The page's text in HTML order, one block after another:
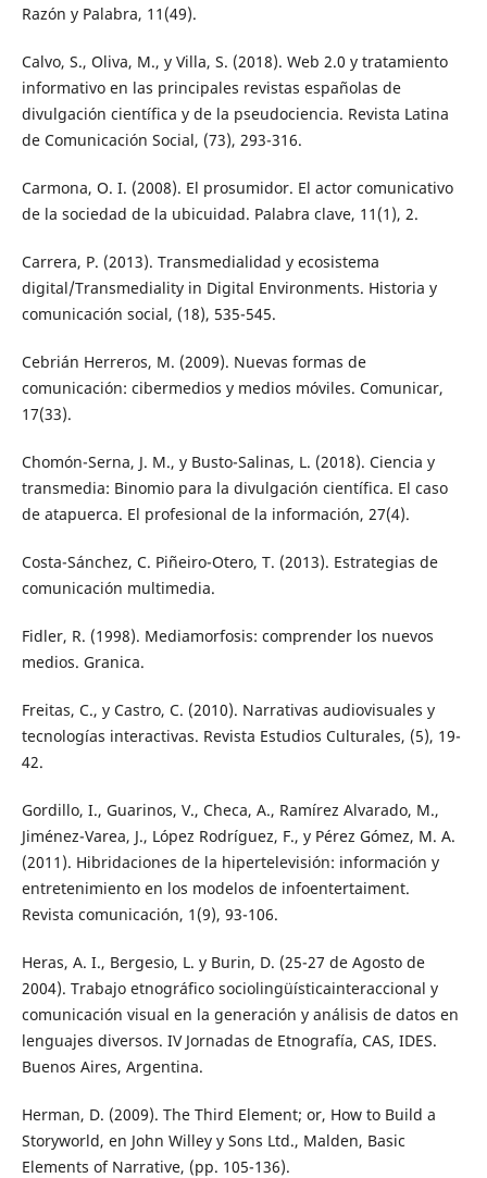
Razón y Palabra, 11(49).
Calvo, S., Oliva, M., y Villa, S. (2018). Web 2.0 y tratamiento
informativo en las principales revistas españolas de
divulgación científica y de la pseudociencia. Revista Latina
de Comunicación Social, (73), 293-316.
Carmona, O. I. (2008). El prosumidor. El actor comunicativo
de la sociedad de la ubicuidad. Palabra clave, 11(1), 2.
Carrera, P. (2013). Transmedialidad y ecosistema
digital/Transmediality in Digital Environments. Historia y
comunicación social, (18), 535-545.
Cebrián Herreros, M. (2009). Nuevas formas de
comunicación: cibermedios y medios móviles. Comunicar,
17(33).
Chomón-Serna, J. M., y Busto-Salinas, L. (2018). Ciencia y
transmedia: Binomio para la divulgación científica. El caso
de atapuerca. El profesional de la información, 27(4).
Costa-Sánchez, C. Piñeiro-Otero, T. (2013). Estrategias de
comunicación multimedia.
Fidler, R. (1998). Mediamorfosis: comprender los nuevos
medios. Granica.
Freitas, C., y Castro, C. (2010). Narrativas audiovisuales y
tecnologías interactivas. Revista Estudios Culturales, (5), 19-
42.
Gordillo, I., Guarinos, V., Checa, A., Ramírez Alvarado, M.,
Jiménez-Varea, J., López Rodríguez, F., y Pérez Gómez, M. A.
(2011). Hibridaciones de la hipertelevisión: información y
entretenimiento en los modelos de infoentertaiment.
Revista comunicación, 1(9), 93-106.
Heras, A. I., Bergesio, L. y Burin, D. (25-27 de Agosto de
2004). Trabajo etnográfico sociolingüísticainteraccional y
comunicación visual en la generación y análisis de datos en
lenguajes diversos. IV Jornadas de Etnografía, CAS, IDES.
Buenos Aires, Argentina.
Herman, D. (2009). The Third Element; or, How to Build a
Storyworld, en John Willey y Sons Ltd., Malden, Basic
Elements of Narrative, (pp. 105-136).